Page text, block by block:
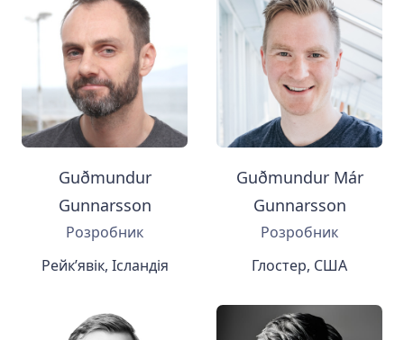
Guðmundur
Gunnarsson
Розробник
Рейк’явік, Ісландія
Guðmundur Már
Gunnarsson
Розробник
Глостер, США